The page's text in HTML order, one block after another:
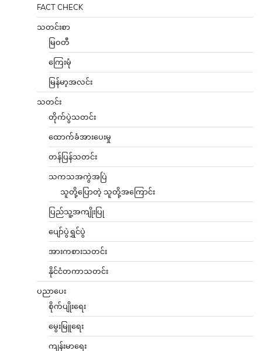
FACT CHECK
သတင်းစာ
မြဝတီ
ကြေးမုံ
မြန်မာ့အလင်း
သတင်း
တိုက်ပွဲသတင်း
ထောက်ခံအားပေးမှု
တန်ပြန်သတင်း
သကသအကွဲအပြဲ
သူတို့ပြောတဲ့ သူတို့အကြောင်း
ပြည်သူ့အကျိုးပြု
ပျော်ပွဲရွှင်ပွဲ
အားကစားသတင်း
နိုင်ငံတကာသတင်း
ပညာပေး
စိုက်ပျိုးရေး
မွေးမြူရေး
ကျန်းမာရေး